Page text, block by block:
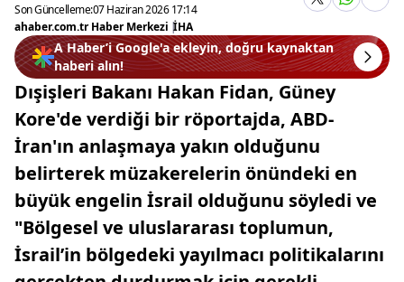
Son Güncelleme:07 Haziran 2026 17:14
ahaber.com.tr Haber Merkezi |İHA
A Haber’i Google'a ekleyin, doğru kaynaktan
haberi alın!
Dışişleri Bakanı Hakan Fidan, Güney
Kore'de verdiği bir röportajda, ABD-
İran'ın anlaşmaya yakın olduğunu
belirterek müzakerelerin önündeki en
büyük engelin İsrail olduğunu söyledi ve
"Bölgesel ve uluslararası toplumun,
İsrail’in bölgedeki yayılmacı politikalarını